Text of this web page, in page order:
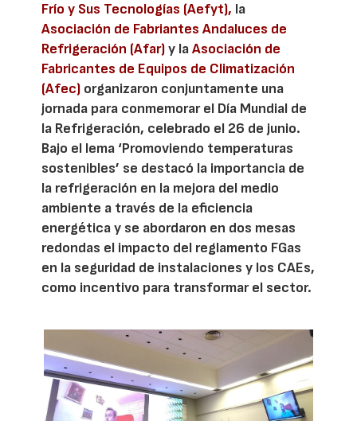
Frío y Sus Tecnologías (Aefyt), la
Asociación de Fabriantes Andaluces de
Refrigeración (Afar)y laAsociación de
Fabricantes de Equipos de Climatización
(Afec) organizaron conjuntamente una
jornada para conmemorar el Día Mundial de
la Refrigeración, celebrado el 26 de junio.
Bajo el lema ‘Promoviendo temperaturas
sostenibles’ se destacó la importancia de
la refrigeración en la mejora del medio
ambiente a través de la eficiencia
energética y se abordaron en dos mesas
redondas el impacto del reglamento FGas
en la seguridad de instalaciones y los CAEs,
como incentivo para transformar el sector.